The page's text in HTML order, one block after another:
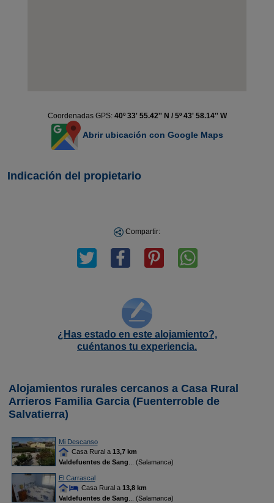
Coordenadas GPS: 40º 33' 55.42'' N / 5º 43' 58.14'' W
Abrir ubicación con Google Maps
Indicación del propietario
Compartir:
¿Has estado en este alojamiento?,
cuéntanos tu experiencia.
Alojamientos rurales cercanos a Casa Rural
Arrieros Familia Garcia (Fuenterroble de
Salvatierra)
Mi Descanso
Casa Rural a 13,7 km
Valdefuentes de Sang ... (Salamanca)
El Carrascal
Casa Rural a 13,8 km
Valdefuentes de Sang ... (Salamanca)